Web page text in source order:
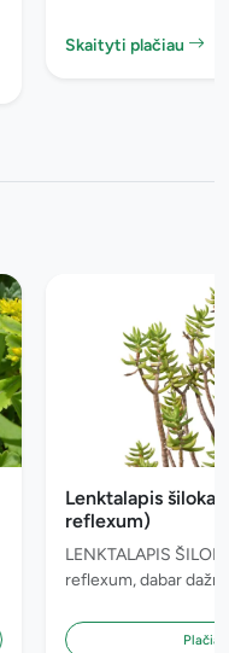
Skaityti plačiau
Lenktalapis
reflexum)
LENKTALAPIS
reflexum, dabar
Plačiau